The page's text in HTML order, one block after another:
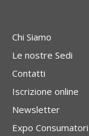
Chi Siamo
Le nostre Sedi
Contatti
Iscrizione online
Newsletter
Expo Consumatori